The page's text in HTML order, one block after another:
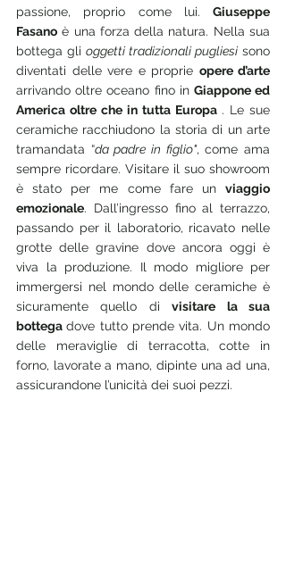
passione, proprio come lui. Giuseppe
Fasano è una forza della natura. Nella sua
bottega gli oggetti tradizionali pugliesi sono
diventati delle vere e proprie opere d’arte
arrivando oltre oceano fino in Giappone ed
America oltre che in tutta Europa . Le sue
ceramiche racchiudono la storia di un arte
tramandata “da padre in figlio", come ama
sempre ricordare. Visitare il suo showroom
è stato per me come fare un viaggio
emozionale. Dall’ingresso fino al terrazzo,
passando per il laboratorio, ricavato nelle
grotte delle gravine dove ancora oggi è
viva la produzione. Il modo migliore per
immergersi nel mondo delle ceramiche è
sicuramente quello di visitare la sua
bottega dove tutto prende vita. Un mondo
delle meraviglie di terracotta, cotte in
forno, lavorate a mano, dipinte una ad una,
assicurandone l’unicità dei suoi pezzi.